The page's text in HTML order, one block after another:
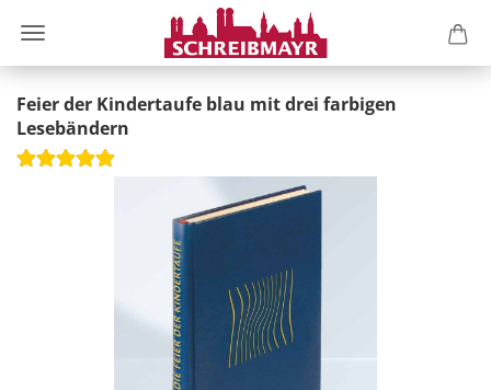
Feier der Kindertaufe blau mit drei farbigen
Lesebändern